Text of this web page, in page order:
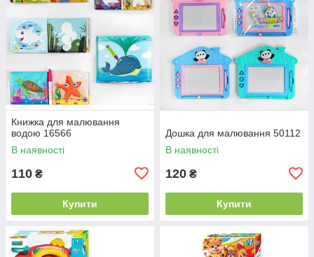
Книжка для малювання
водою 16566
В наявності
110 ₴
Купити
Дошка для малювання 50112
В наявності
120 ₴
Купити